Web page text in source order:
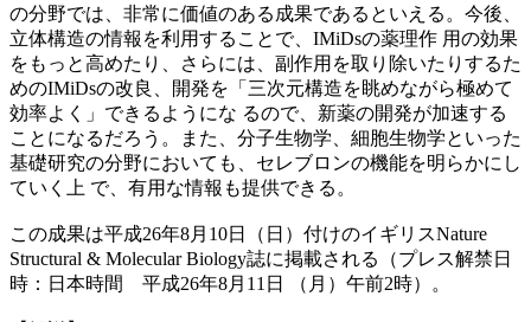
の分野では、非常に価値のある成果であるといえる。今後、
立体構造の情報を利用することで、IMiDsの薬理作 用の効果
をもっと高めたり、さらには、副作用を取り除いたりするた
めのIMiDsの改良、開発を「三次元構造を眺めながら極めて
効率よく」できるようにな るので、新薬の開発が加速する
ことになるだろう。また、分子生物学、細胞生物学といった
基礎研究の分野においても、セレブロンの機能を明らかにし
ていく上 で、有用な情報も提供できる。
この成果は平成26年8月10日（日）付けのイギリスNature
Structural & Molecular Biology誌に掲載される（プレス解禁日
時：日本時間 平成26年8月11日 （月）午前2時）。